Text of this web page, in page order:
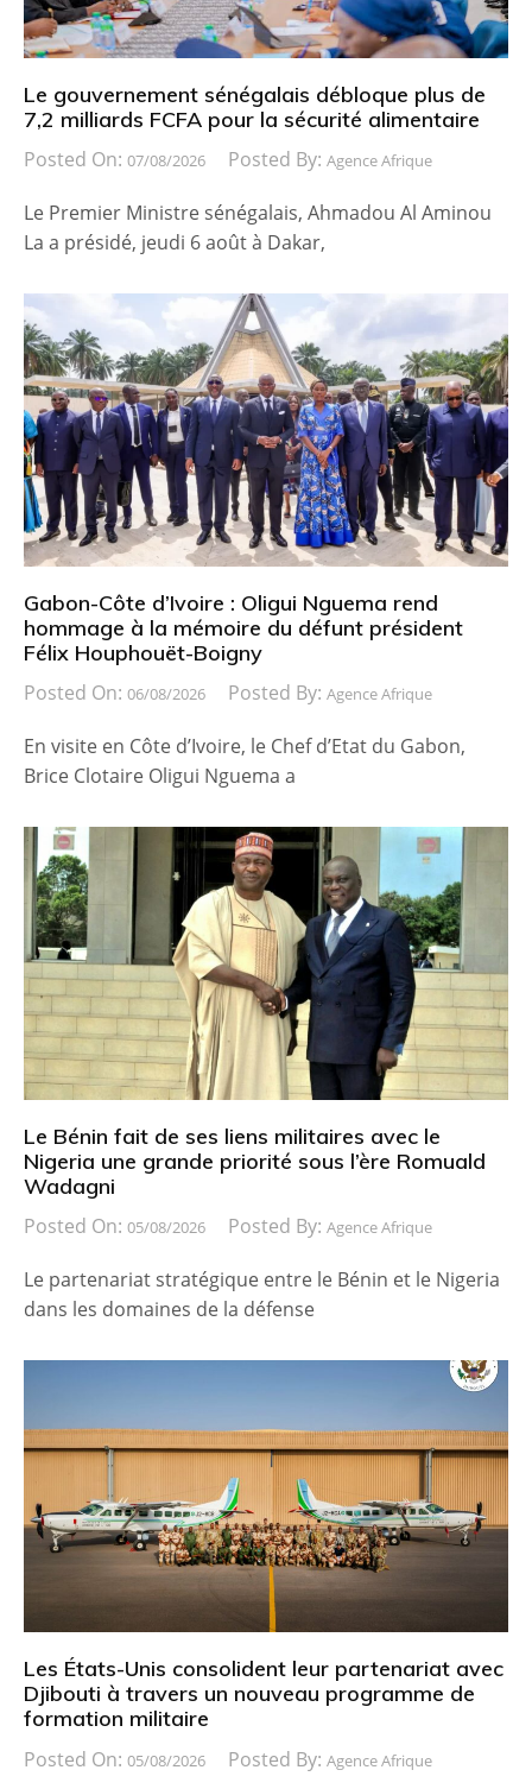
Le gouvernement sénégalais débloque plus de
7,2 milliards FCFA pour la sécurité alimentaire
Posted On: 07/08/2026 Posted By: Agence Afrique
Le Premier Ministre sénégalais, Ahmadou Al Aminou
La a présidé, jeudi 6 août à Dakar,
Gabon-Côte d’Ivoire : Oligui Nguema rend
hommage à la mémoire du défunt président
Félix Houphouët-Boigny
Posted On: 06/08/2026 Posted By: Agence Afrique
En visite en Côte d’Ivoire, le Chef d’Etat du Gabon,
Brice Clotaire Oligui Nguema a
Le Bénin fait de ses liens militaires avec le
Nigeria une grande priorité sous l’ère Romuald
Wadagni
Posted On: 05/08/2026 Posted By: Agence Afrique
Le partenariat stratégique entre le Bénin et le Nigeria
dans les domaines de la défense
Les États-Unis consolident leur partenariat avec
Djibouti à travers un nouveau programme de
formation militaire
Posted On: 05/08/2026 Posted By: Agence Afrique